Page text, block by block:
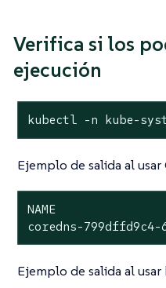
Verifica si los
ejecución
kubectl -n kube-
Ejemplo de salida al usar
NAME
coredns-
Ejemplo de salida al